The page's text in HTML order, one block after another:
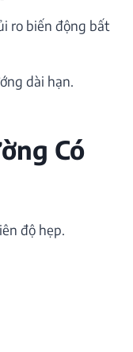
ro biến động bất
dài hạn.
Có
độ hẹp.